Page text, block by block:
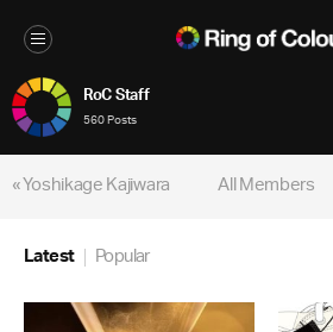
RoC Staff
560 Posts
« Yoshikage Kajiwara
All Members
Latest Popular